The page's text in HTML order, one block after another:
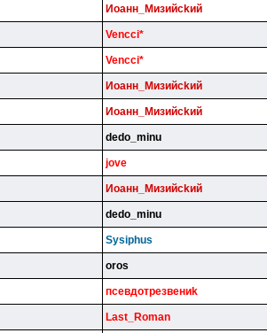
Иoaнн_Mизийckий
Vencci*
Vencci*
Иoaнн_Mизийckий
Иoaнн_Mизийckий
dedo_minu
jove
Иoaнн_Mизийckий
dedo_minu
Sysiphus
oros
пceвдoтpeзвeниk
Last_Roman